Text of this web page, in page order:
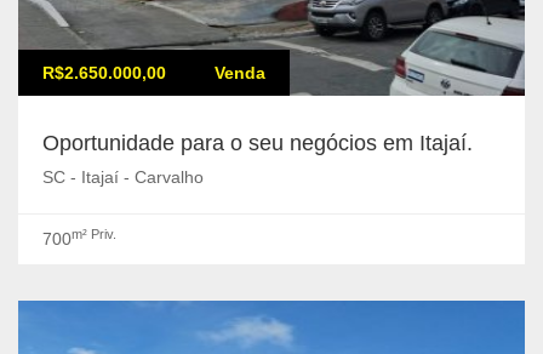
R$2.650.000,00 Venda
Oportunidade para o seu negócios em Itajaí.
SC - Itajaí - Carvalho
700m² Priv.